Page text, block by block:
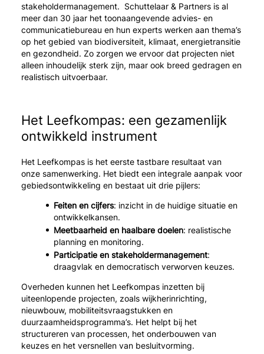
stakeholdermanagement. Schuttelaar & Partners is al
meer dan 30 jaar het toonaangevende advies- en
communicatiebureau en hun experts werken aan thema’s
op het gebied van biodiversiteit, klimaat, energietransitie
en gezondheid. Zo zorgen we ervoor dat projecten niet
alleen inhoudelijk sterk zijn, maar ook breed gedragen en
realistisch uitvoerbaar.
Het Leefkompas: een gezamenlijk
ontwikkeld instrument
Het Leefkompas is het eerste tastbare resultaat van
onze samenwerking. Het biedt een integrale aanpak voor
gebiedsontwikkeling en bestaat uit drie pijlers:
Feiten en cijfers: inzicht in de huidige situatie en
ontwikkelkansen.
Meetbaarheid en haalbare doelen: realistische
planning en monitoring.
Participatie en stakeholdermanagement:
draagvlak en democratisch verworven keuzes.
Overheden kunnen het Leefkompas inzetten bij
uiteenlopende projecten, zoals wijkherinrichting,
nieuwbouw, mobiliteitsvraagstukken en
duurzaamheidsprogramma’s. Het helpt bij het
structureren van processen, het onderbouwen van
keuzes en het versnellen van besluitvorming.